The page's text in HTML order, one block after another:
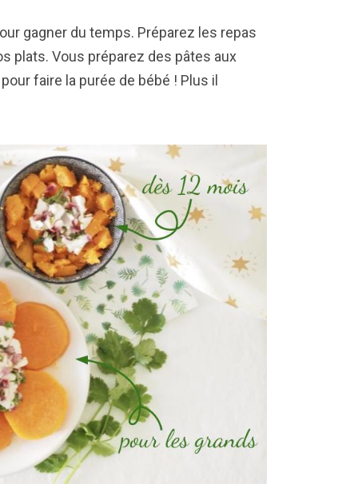
gagner du temps. Préparez les repas
plats. Vous préparez des pâtes aux
faire la purée de bébé ! Plus il